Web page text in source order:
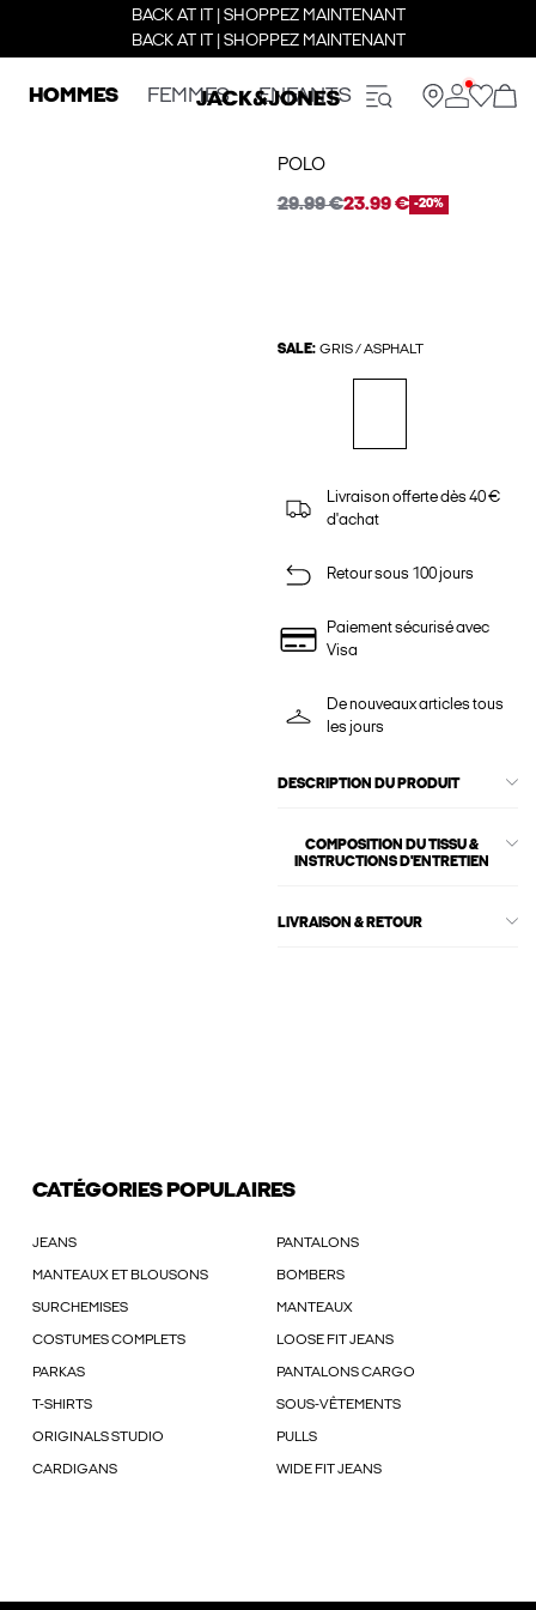
BACK AT IT | SHOPPEZ MAINTENANT
BACK AT IT | SHOPPEZ MAINTENANT
HOMMES FEMMES ENFANTS
POLO
29.99 €23.99 € -20%
SALE: GRIS / ASPHALT
Livraison offerte dès 40 €
d'achat
Retour sous 100 jours
Paiement sécurisé avec
Visa
De nouveaux articles tous
les jours
DESCRIPTION DU PRODUIT
COMPOSITION DU TISSU &
INSTRUCTIONS D'ENTRETIEN
LIVRAISON & RETOUR
CATÉGORIES POPULAIRES
JEANS PANTALONS
MANTEAUX ET BLOUSONS BOMBERS
SURCHEMISES MANTEAUX
COSTUMES COMPLETS LOOSE FIT JEANS
PARKAS PANTALONS CARGO
T-SHIRTS SOUS-VÊTEMENTS
ORIGINALS STUDIO PULLS
CARDIGANS WIDE FIT JEANS